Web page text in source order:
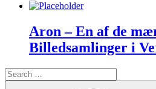
Aron – En af de
Billedsamlinger i
Search
for: